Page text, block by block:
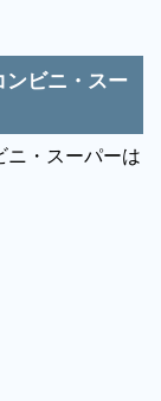
ビニ・スー
・スーパーは